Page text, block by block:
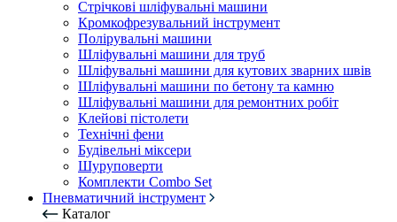
Стрічкові шліфувальні машини
Кромкофрезувальний інструмент
Полірувальні машини
Шліфувальні машини для труб
Шліфувальні машини для кутових зварних швів
Шліфувальні машини по бетону та камню
Шліфувальні машини для ремонтних робіт
Клейові пістолети
Технічні фени
Будівельні міксери
Шуруповерти
Комплекти Combo Set
Пневматичний інструмент
Каталог